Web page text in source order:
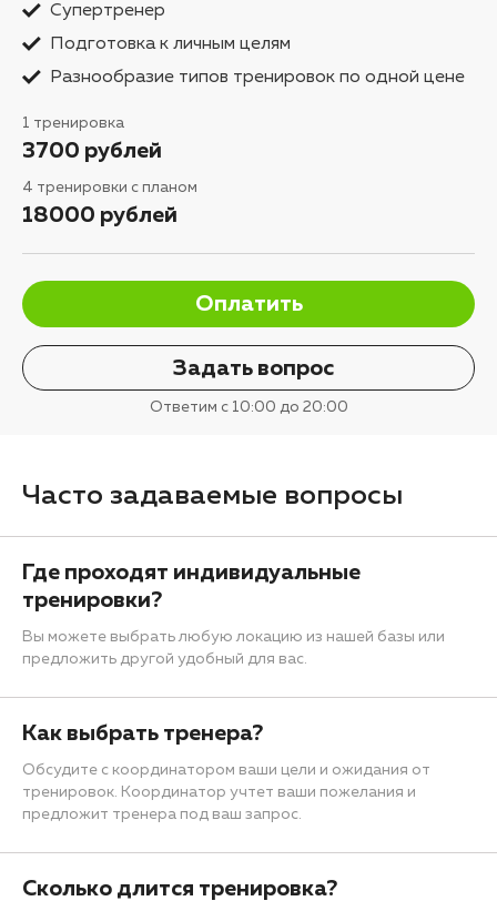
Супертренер
Подготовка к личным целям
Разнообразие типов тренировок по одной цене
1 тренировка
3700 рублей
4 тренировки с планом
18000 рублей
Оплатить
Задать вопрос
Ответим с 10:00 до 20:00
Часто задаваемые вопросы
Где проходят индивидуальные
тренировки?
Вы можете выбрать любую локацию из нашей базы или
предложить другой удобный для вас.
Как выбрать тренера?
Обсудите с координатором ваши цели и ожидания от
тренировок. Координатор учтет ваши пожелания и
предложит тренера под ваш запрос.
Сколько длится тренировка?